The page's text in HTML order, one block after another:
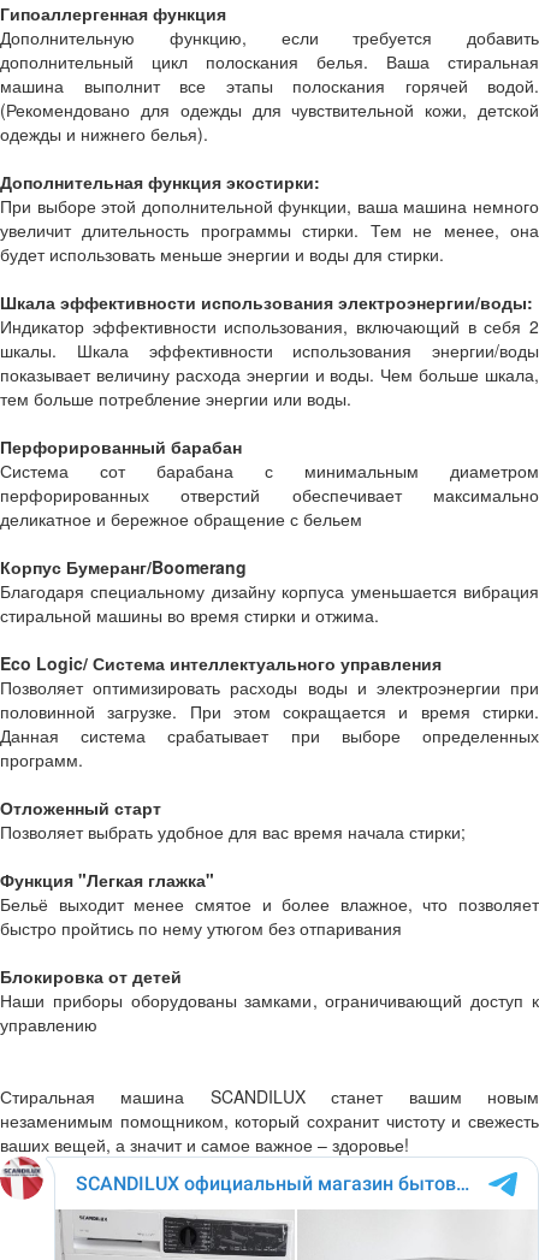
Гипоаллергенная функция
Дополнительную функцию, если требуется добавить
дополнительный цикл полоскания белья. Ваша стиральная
машина выполнит все этапы полоскания горячей водой.
(Рекомендовано для одежды для чувствительной кожи, детской
одежды и нижнего белья).
Дополнительная функция экостирки:
При выборе этой дополнительной функции, ваша машина немного
увеличит длительность программы стирки. Тем не менее, она
будет использовать меньше энергии и воды для стирки.
Шкала эффективности использования электроэнергии/воды:
Индикатор эффективности использования, включающий в себя 2
шкалы. Шкала эффективности использования энергии/воды
показывает величину расхода энергии и воды. Чем больше шкала,
тем больше потребление энергии или воды.
Перфорированный барабан
Система сот барабана с минимальным диаметром
перфорированных отверстий обеспечивает максимально
деликатное и бережное обращение с бельем
Корпус Бумеранг/Boomerang
Благодаря специальному дизайну корпуса уменьшается вибрация
стиральной машины во время стирки и отжима.
Eco Logic/ Система интеллектуального управления
Позволяет оптимизировать расходы воды и электроэнергии при
половинной загрузке. При этом сокращается и время стирки.
Данная система срабатывает при выборе определенных
программ.
Отложенный старт
Позволяет выбрать удобное для вас время начала стирки;
Функция "Легкая глажка"
Бельё выходит менее смятое и более влажное, что позволяет
быстро пройтись по нему утюгом без отпаривания
Блокировка от детей
Наши приборы оборудованы замками, ограничивающий доступ к
управлению
Стиральная машина SCANDILUX станет вашим новым
незаменимым помощником, который сохранит чистоту и свежесть
ваших вещей, а значит и самое важное – здоровье!